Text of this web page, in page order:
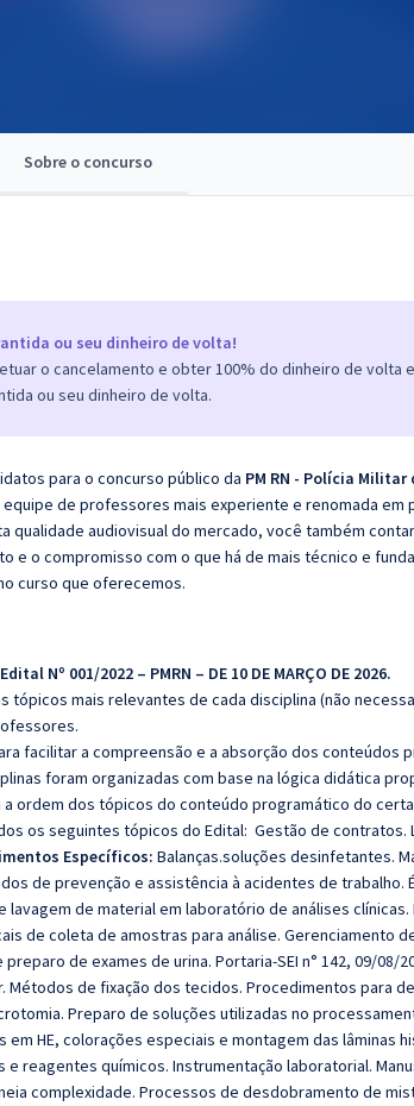
Sobre o concurso
ou seu dinheiro de volta!
o cancelamento e obter 100% do dinheiro de volta
ou seu dinheiro de volta.
para o concurso público da PM RN - Polícia
equipe de professores mais experiente e renomada
qualidade audiovisual do mercado, você também
e o compromisso com o que há de mais técnico e
curso que oferecemos.
Nº 001/2022 – PMRN – DE 10 DE MARÇO DE 2026.
tópicos mais relevantes de cada disciplina (não
facilitar a compreensão e a absorção dos conteúdos
foram organizadas com base na lógica didática
a ordem dos tópicos do conteúdo programático do
os seguintes tópicos do Edital: Gestão de contratos.
Específicos: Balanças.soluções desinfetantes.
de prevenção e assistência à acidentes de trabalho.
lavagem de material em laboratório de análises clínicas.
de coleta de amostras para análise. Gerenciamento
de exames de urina. Portaria-SEI n° 142, 09/08/
Métodos de fixação dos tecidos. Procedimentos para
Preparo de soluções utilizadas no
em HE, colorações especiais e montagem das lâminas
e reagentes químicos. Instrumentação laboratorial.
complexidade. Processos de desdobramento de